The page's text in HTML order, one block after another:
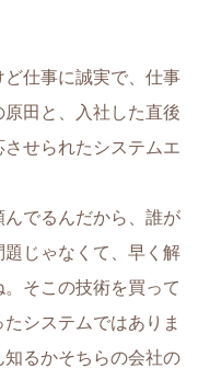
仕事に誠実で、仕事
田と、入社した直後
せられたシステムエ
でるんだから、誰が
じゃなくて、早く解
そこの技術を買って
システムではありま
るかそちらの会社の